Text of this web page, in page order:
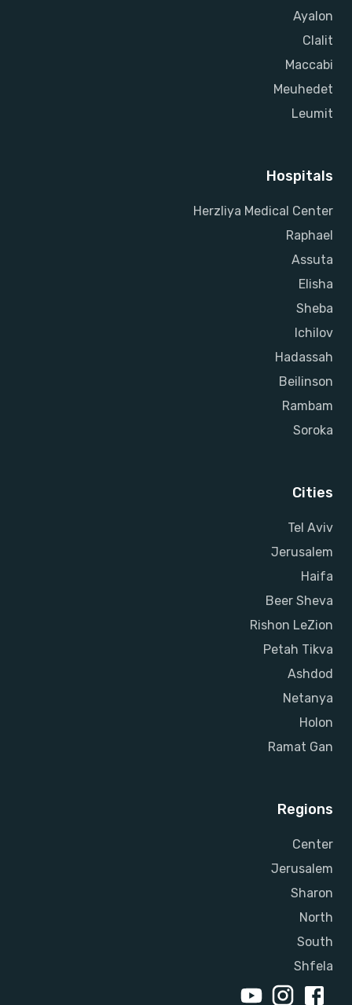
Ayalon
Clalit
Maccabi
Meuhedet
Leumit
Hospitals
Herzliya Medical Center
Raphael
Assuta
Elisha
Sheba
Ichilov
Hadassah
Beilinson
Rambam
Soroka
Cities
Tel Aviv
Jerusalem
Haifa
Beer Sheva
Rishon LeZion
Petah Tikva
Ashdod
Netanya
Holon
Ramat Gan
Regions
Center
Jerusalem
Sharon
North
South
Shfela